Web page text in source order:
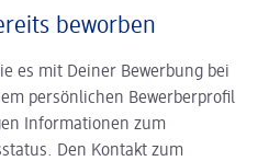
beworben
es mit Deiner Bewerbung bei
persönlichen Bewerberprofil
Informationen zum
Den Kontakt zum